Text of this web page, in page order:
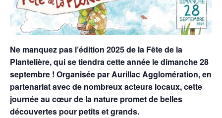
Ne manquez pas l’édition 2025 de la Fête de la
Plantelière, qui se tiendra cette année le dimanche 28
septembre ! Organisée par Aurillac Agglomération, en
partenariat avec de nombreux acteurs locaux, cette
journée au cœur de la nature promet de belles
découvertes pour petits et grands.